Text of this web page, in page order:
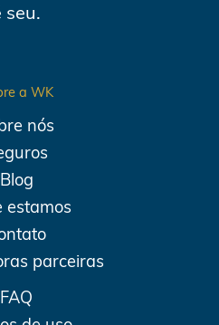
seu.
a WK
nós
Blog
estamos
parceiras
FAQ